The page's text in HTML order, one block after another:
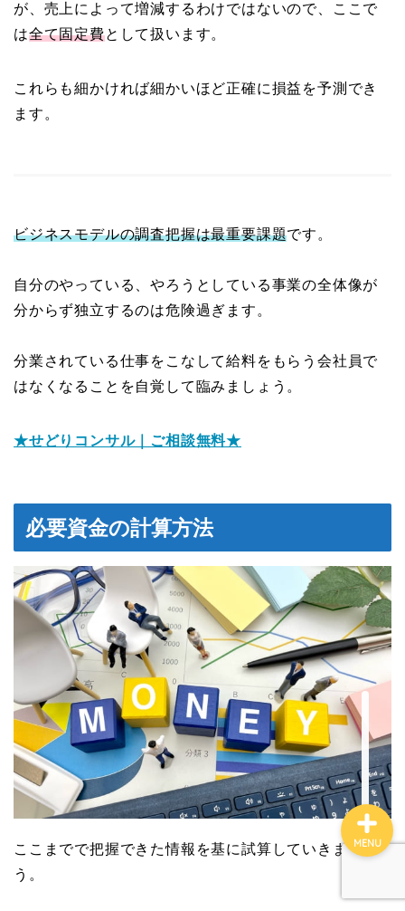
が、売上によって増減するわけではないので、ここで
は全て固定費として扱います。
これらも細かければ細かいほど正確に損益を予測でき
ます。
ビジネスモデルの調査把握は最重要課題です。
自分のやっている、やろうとしている事業の全体像が
分からず独立するのは危険過ぎます。
分業されている仕事をこなして給料をもらう会社員で
はなくなることを自覚して臨みましょう。
★せどりコンサル｜ご相談無料★
必要資金の計算方法
ここまでで把握できた情報を基に試算していきましょ
う。
MENU
プロフィール
ブログ案内
マインド
コンサル実績
せどりコンサル詳細